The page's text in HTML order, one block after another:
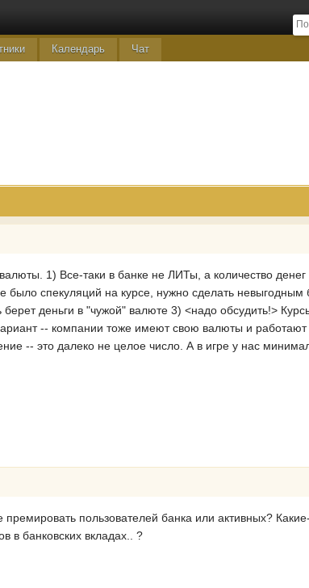
Календарь Чат
1) Все-таки в банке не ЛИТы, а количество
спекуляций на курсе, нужно сделать невыгодным
берет деньги в "чужой" валюте 3) <надо обсудить!>
-- компании тоже имеют свою валюты и
-- это далеко не целое число. А в игре у нас
пользователей банка или активных?
в банковских вкладах.. ?